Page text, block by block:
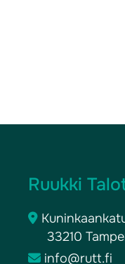
Ruukki
33210
info@rutt.fi